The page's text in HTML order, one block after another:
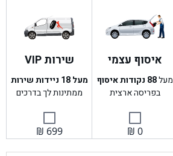
איסוף עצמי
מעל88 נקודות איסוף
בפריסה ארצית
₪ 0
שירות VIP
מעל 18 ניידות שירות
ממתינות לך בדרכים
₪ 699